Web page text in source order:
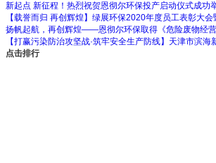
新起点 新征程！热烈祝贺恩彻尔环保投产启动仪式成功
【载誉而归 再创辉煌】绿展环保2020年度员工表彰大
扬帆起航，再创辉煌——恩彻尔环保取得《危险废物经营
【打赢污染防治攻坚战·筑牢安全生产防线】天津市滨
点击排行